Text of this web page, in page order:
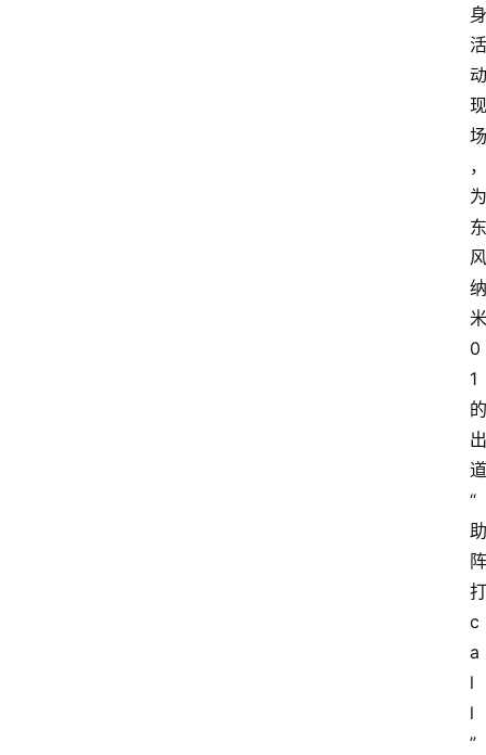
身
活
动
现
场
，
为
东
风
纳
米
0
1
的
出
道
“
助
阵
打
c
a
l
l
”